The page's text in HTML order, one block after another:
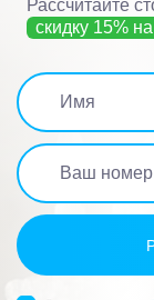
Рассчитайте
скидку 15%